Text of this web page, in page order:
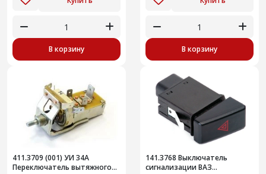
В корзину В корзину
411.3709 (001) УИ 34А
Переключатель вытяжного
141.3768 Выключатель
сигнализации ВАЗ